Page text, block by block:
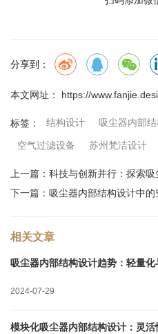
分享到：
本文网址： https://
标签： 结构设计 吸尘器内部
空气过滤设备 苏州梵洁设计
上一篇： 科技与创新并行：探索
下一篇： 吸尘器内部结构设计中
相关文章
吸尘器内部结构设计趋势：轻量
2024-07-29
模块化吸尘器内部结构设计：灵